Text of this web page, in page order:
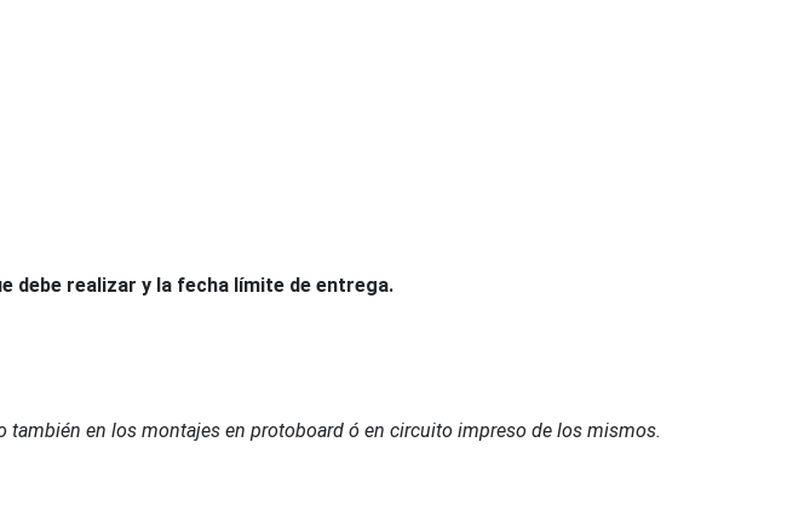
debe realizar y la fecha límite de entrega.
en los montajes en protoboard ó en circuito impreso de los mismos.